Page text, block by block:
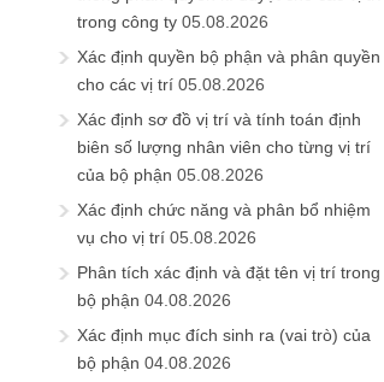
trong công ty 05.08.2026
Xác định quyền bộ phận và phân quyền
cho các vị trí 05.08.2026
Xác định sơ đồ vị trí và tính toán định
biên số lượng nhân viên cho từng vị trí
của bộ phận 05.08.2026
Xác định chức năng và phân bổ nhiệm
vụ cho vị trí 05.08.2026
Phân tích xác định và đặt tên vị trí trong
bộ phận 04.08.2026
Xác định mục đích sinh ra (vai trò) của
bộ phận 04.08.2026